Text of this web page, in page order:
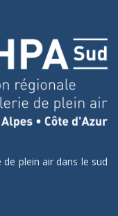
plein air dans le sud